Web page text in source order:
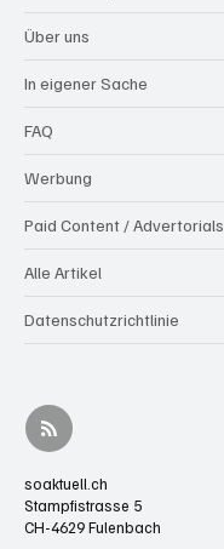
Über uns
In eigener Sache
FAQ
Werbung
Paid Content / Advertorials
Alle Artikel
Datenschutzrichtlinie
soaktuell.ch
Stampfistrasse 5
CH-4629 Fulenbach